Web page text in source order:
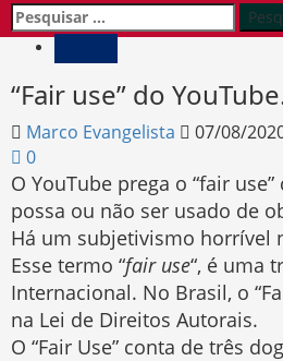
Pesquisar
por:
“Fair use” do
Marco Evangelista 07/08/
0
O YouTube prega o “fair
possa ou não ser usado de
Há um subjetivismo horrível
Esse termo “fair use“, é uma
Internacional. No Brasil, o
na Lei de Direitos Autorais.
O “Fair Use” conta de três